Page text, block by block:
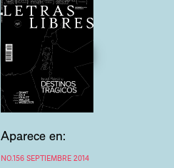
Aparece en:
NO.156 SEPTIEMBRE 2014